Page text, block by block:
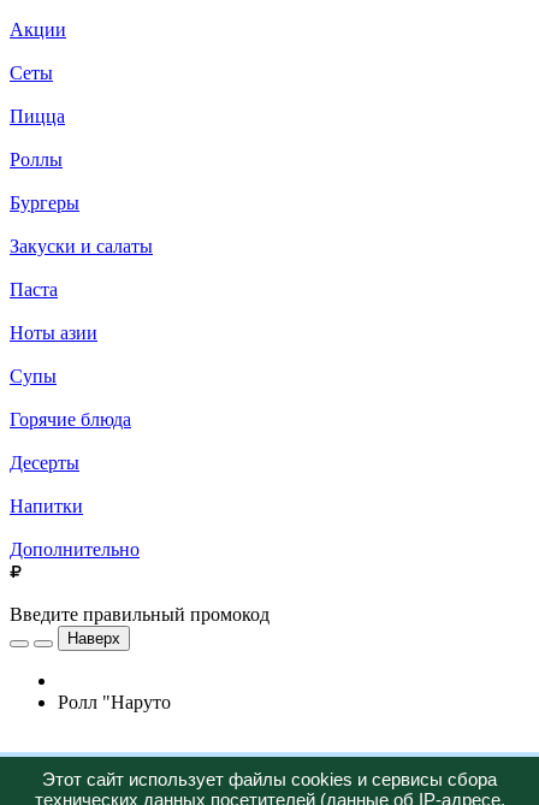
Акции
Сеты
Пицца
Роллы
Бургеры
Закуски и салаты
Паста
Ноты азии
Супы
Горячие блюда
Десерты
Напитки
Дополнительно
Введите правильный промокод
Наверх
Ролл "Наруто
Этот сайт использует файлы cookies и сервисы сбора
технических данных посетителей (данные об IP-адресе,